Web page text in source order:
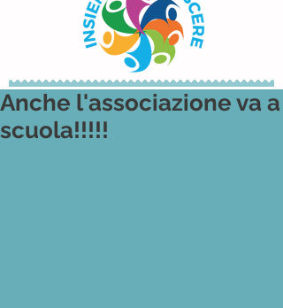
Anche l'associazione va a
scuola!!!!!